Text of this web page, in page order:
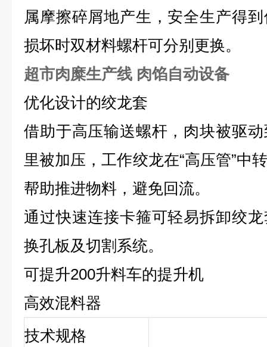
属摩擦碎屑地产生，安全生产得
损坏时双材料螺杆可分别更换。
超市肉糜生产线 肉馅自动设备
优化设计的绞龙套
借助于高压输送螺杆，肉块被驱
里被加压，工作绞龙在“高压管”中
帮助推进物料，避免回流。
通过快速连接卡箍可轻易拆卸绞
换孔板及切割系统。
可提升200升料车的提升机
高效混料器
技术规格